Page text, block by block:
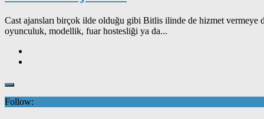
Cast ajansları birçok ilde olduğu gibi Bitlis ilinde de hizmet vermeye
oyunculuk, modellik, fuar hostesliği ya da...
Follow: